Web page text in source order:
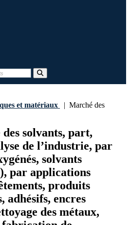
et matériaux | Marché des
solvants, part,
de l’industrie, par
solvants
par applications
produits
adhésifs, encres
des métaux,